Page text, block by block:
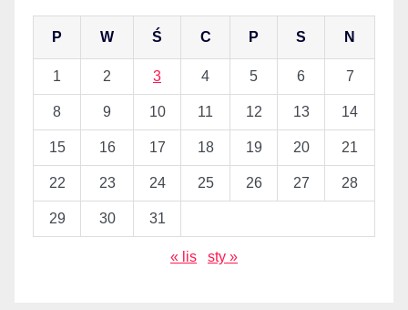
P W Ś C P S N
1 2 3 4 5 6 7
8 9 10 11 12 13 14
15 16 17 18 19 20 21
22 23 24 25 26 27 28
29 30 31
« lis sty »